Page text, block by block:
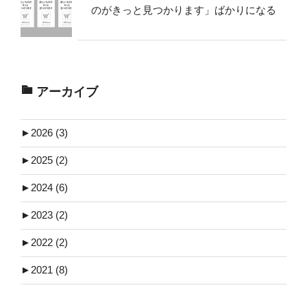
のがきっと見つかります」ばかりになる
アーカイブ
► 2026 (3)
► 2025 (2)
► 2024 (6)
► 2023 (2)
► 2022 (2)
► 2021 (8)